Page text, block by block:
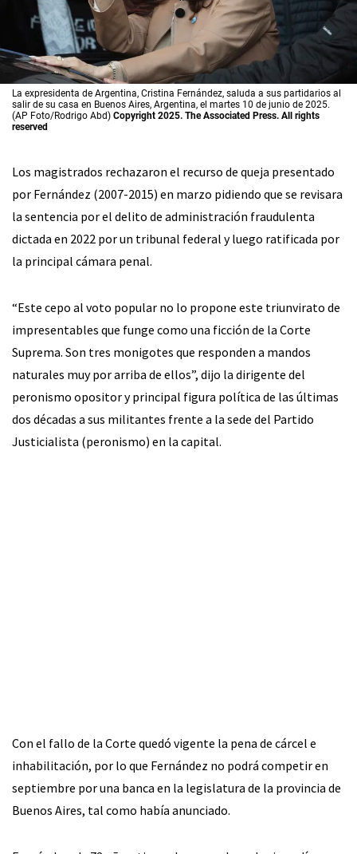
La expresidenta de Argentina, Cristina Fernández, saluda a sus partidarios al
salir de su casa en Buenos Aires, Argentina, el martes 10 de junio de 2025.
(AP Foto/Rodrigo Abd) Copyright 2025. The Associated Press. All rights
reserved
Los magistrados rechazaron el recurso de queja presentado
por Fernández (2007-2015) en marzo pidiendo que se revisara
la sentencia por el delito de administración fraudulenta
dictada en 2022 por un tribunal federal y luego ratificada por
la principal cámara penal.
“Este cepo al voto popular no lo propone este triunvirato de
impresentables que funge como una ficción de la Corte
Suprema. Son tres monigotes que responden a mandos
naturales muy por arriba de ellos”, dijo la dirigente del
peronismo opositor y principal figura política de las últimas
dos décadas a sus militantes frente a la sede del Partido
Justicialista (peronismo) en la capital.
Con el fallo de la Corte quedó vigente la pena de cárcel e
inhabilitación, por lo que Fernández no podrá competir en
septiembre por una banca en la legislatura de la provincia de
Buenos Aires, tal como había anunciado.